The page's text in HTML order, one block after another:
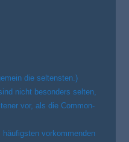
die seltensten.)
nicht besonders selten,
vor, als die Common-
vorkommenden